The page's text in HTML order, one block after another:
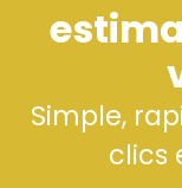
Simple,
clics